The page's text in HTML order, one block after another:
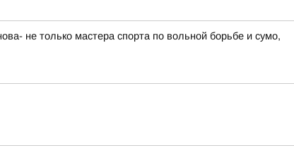
не только мастера спорта по вольной борьбе и сумо,